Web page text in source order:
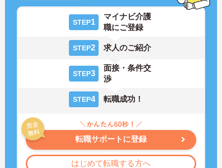
STEP1
マイナビ介護
職にご登録
STEP2 求人のご紹介
STEP3
面接・条件交
渉
STEP4 転職成功！
転職サポートに登録
はじめて転職する方へ